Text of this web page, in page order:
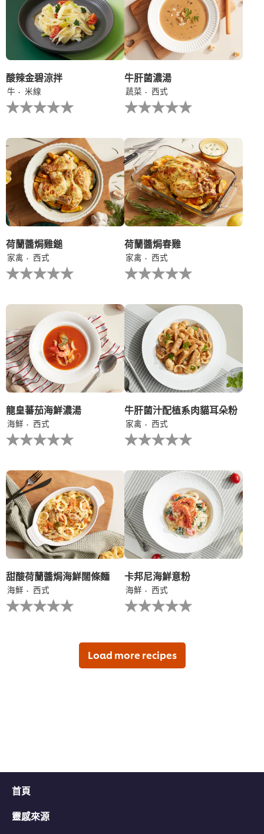
交
评
级
酸辣金碧涼拌
牛
米線
没
有
个
recipe
提
交
评
牛肝菌濃湯
蔬菜
西式
没
有
个
recipe
提
交
评
级
荷蘭醬焗雞鎚
家禽
西式
没
有
提
交
评
级
荷蘭醬焗春雞
家禽
西式
没
有
个
recipe
提
交
评
级
龍皇蕃茄海鮮濃湯
海鮮
西式
没
有
个
recipe
提
交
评
级
牛肝菌汁配植系肉貓耳朵粉
家禽
西式
没
有
个
recipe
提
交
评
级
甜酸荷蘭醬焗海鮮闊條麵
海鮮
西式
没
有
卡邦尼海鮮意粉
海鮮
西式
没
有
个
recipe
Load more recipes
首頁
靈感來源